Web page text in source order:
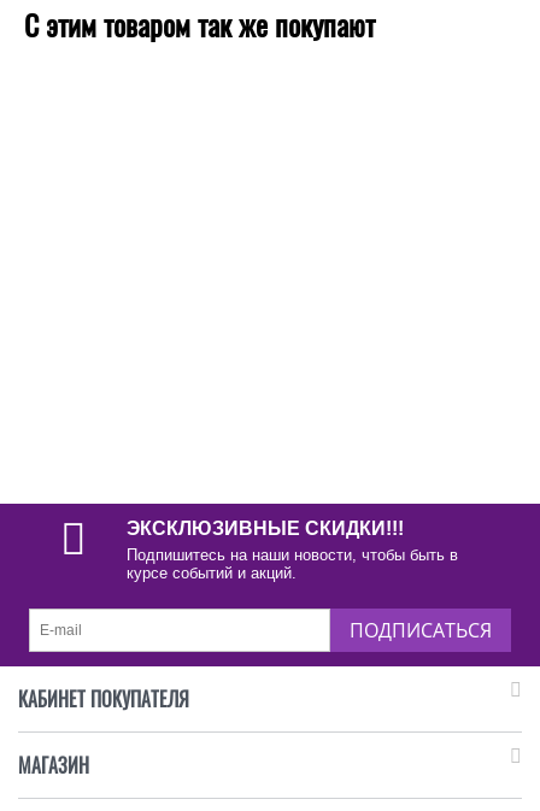
виниловых обоев займет около двух суток при комнатной
температуре, без сквозняков.
ЭКСКЛЮЗИВНЫЕ СКИДКИ!!!
Подпишитесь на наши новости, чтобы быть в
курсе событий и акций.